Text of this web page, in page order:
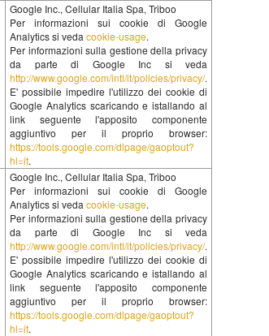
Google Inc., Cellular Italia Spa, Triboo
Per informazioni sui cookie di Google
Analytics si veda cookie-usage.
Per informazioni sulla gestione della privacy
da parte di Google Inc si veda
http://www.google.com/intl/it/policies/privacy/.
E' possibile impedire l'utilizzo dei cookie di
Google Analytics scaricando e istallando al
link seguente l'apposito componente
aggiuntivo per il proprio browser:
https://tools.google.com/dlpage/gaoptout?
hl=it.
Google Inc., Cellular Italia Spa, Triboo
Per informazioni sui cookie di Google
Analytics si veda cookie-usage.
Per informazioni sulla gestione della privacy
da parte di Google Inc si veda
http://www.google.com/intl/it/policies/privacy/.
E' possibile impedire l'utilizzo dei cookie di
Google Analytics scaricando e istallando al
link seguente l'apposito componente
aggiuntivo per il proprio browser:
https://tools.google.com/dlpage/gaoptout?
hl=it.